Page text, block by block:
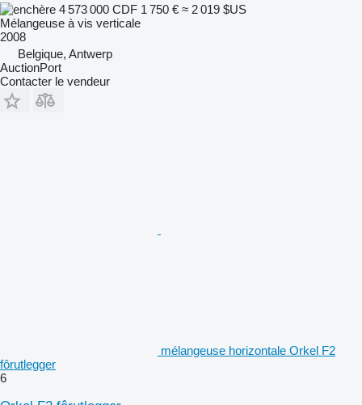
4 573 000 CDF 1 750 € ≈ 2 019 $US
Mélangeuse à vis verticale
2008
Belgique, Antwerp
AuctionPort
Contacter le vendeur
mélangeuse horizontale Orkel F2
fôrutlegger
6